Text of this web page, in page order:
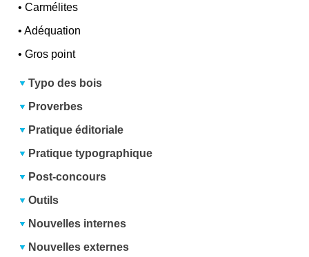
•Carmélites
•Adéquation
•Gros point
Typo des bois
Proverbes
Pratique éditoriale
Pratique typographique
Post-concours
Outils
Nouvelles internes
Nouvelles externes